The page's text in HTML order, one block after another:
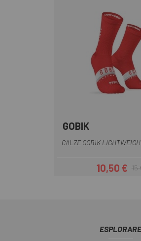
GOBIK
CALZE GOBIK
10,50 € 15
ESPLORARE